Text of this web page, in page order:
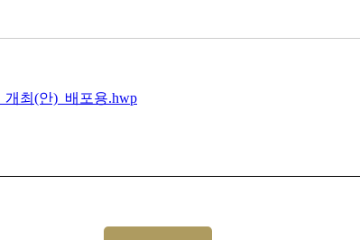
최(안)_배포용.hwp